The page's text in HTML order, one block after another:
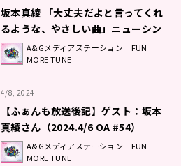
坂本真綾 「大丈夫だよと言ってくれ
るような、やさしい曲」ニューシン
グル『抱きしめて』に込めた想い！
A&Gメディアステーション FUN
MORE TUNE
4/8, 2024
【ふぁんも放送後記】ゲスト：坂本
真綾さん（2024.4/6 OA #54）
A&Gメディアステーション FUN
MORE TUNE